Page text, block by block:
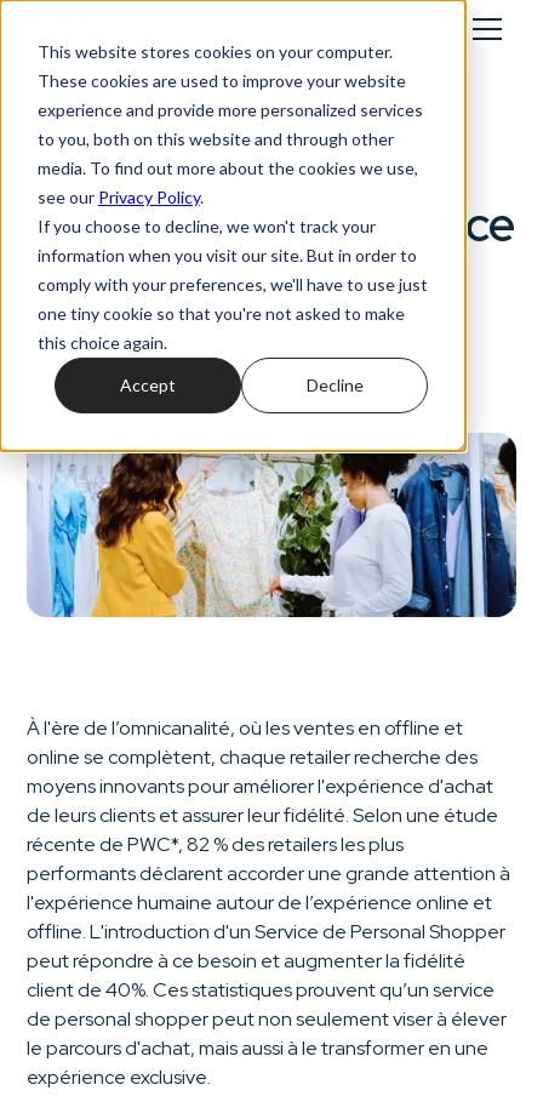
This website stores cookies on your computer.
These cookies are used to improve your website
experience and provide more personalized services
to you, both on this website and through other
media. To find out more about the cookies we use,
see our Privacy Policy.
If you choose to decline, we won't track your
information when you visit our site. But in order to
comply with your preferences, we'll have to use just
one tiny cookie so that you're not asked to make
this choice again.
Accept Decline
Expérience client
Personal shopper :
réinventer l'expérience
en magasin
11/4/2024
À l'ère de l’omnicanalité, où les ventes en offline et
online se complètent, chaque retailer recherche des
moyens innovants pour améliorer l'expérience d'achat
de leurs clients et assurer leur fidélité. Selon une étude
récente de PWC*, 82 % des retailers les plus
performants déclarent accorder une grande attention à
l'expérience humaine autour de l’expérience online et
offline. L'introduction d'un Service de Personal Shopper
peut répondre à ce besoin et augmenter la fidélité
client de 40%. Ces statistiques prouvent qu’un service
de personal shopper peut non seulement viser à élever
le parcours d'achat, mais aussi à le transformer en une
expérience exclusive.